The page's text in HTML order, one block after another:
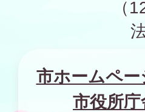
（
市ホームペ
市役所